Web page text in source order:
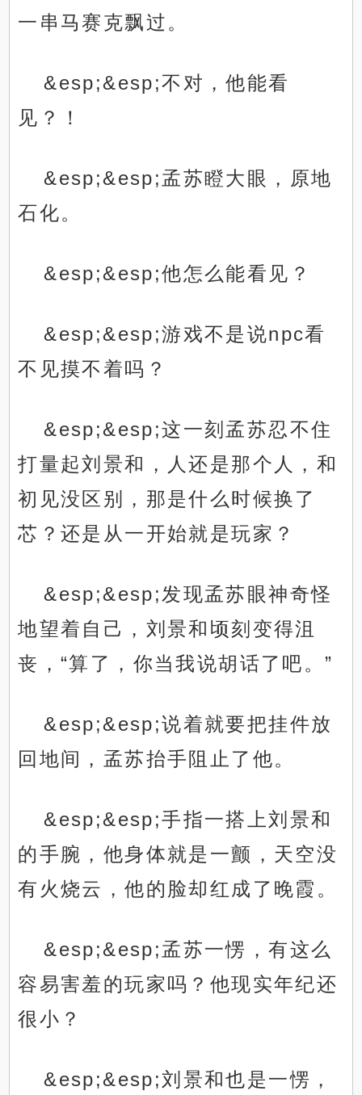
一串马赛克飘过。
&esp;&esp;不对，他能看
见？！
&esp;&esp;孟苏瞪大眼，原地
石化。
&esp;&esp;他怎么能看见？
&esp;&esp;游戏不是说npc看
不见摸不着吗？
&esp;&esp;这一刻孟苏忍不住
打量起刘景和，人还是那个人，和
初见没区别，那是什么时候换了
芯？还是从一开始就是玩家？
&esp;&esp;发现孟苏眼神奇怪
地望着自己，刘景和顷刻变得沮
丧，“算了，你当我说胡话了吧。”
&esp;&esp;说着就要把挂件放
回地间，孟苏抬手阻止了他。
&esp;&esp;手指一搭上刘景和
的手腕，他身体就是一颤，天空没
有火烧云，他的脸却红成了晚霞。
&esp;&esp;孟苏一愣，有这么
容易害羞的玩家吗？他现实年纪还
很小？
&esp;&esp;刘景和也是一愣，